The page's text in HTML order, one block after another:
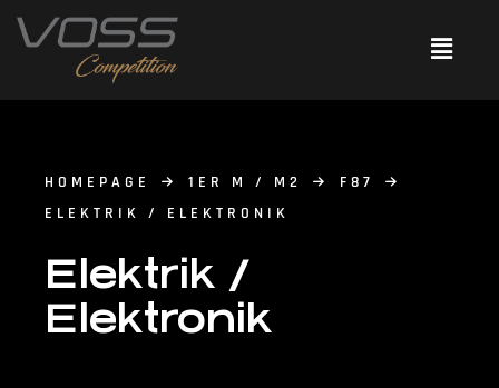
HOMEPAGE 1ER M / M2
F87
ELEKTRIK / ELEKTRONIK
Elektrik /
Elektronik